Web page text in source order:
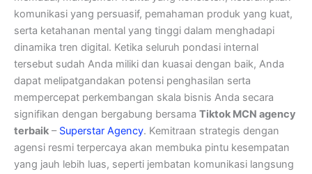
komunikasi yang persuasif, pemahaman produk yang kuat,
serta ketahanan mental yang tinggi dalam menghadapi
dinamika tren digital. Ketika seluruh pondasi internal
tersebut sudah Anda miliki dan kuasai dengan baik, Anda
dapat melipatgandakan potensi penghasilan serta
mempercepat perkembangan skala bisnis Anda secara
signifikan dengan bergabung bersama Tiktok MCN agency
terbaik – Superstar Agency. Kemitraan strategis dengan
agensi resmi terpercaya akan membuka pintu kesempatan
yang jauh lebih luas, seperti jembatan komunikasi langsung